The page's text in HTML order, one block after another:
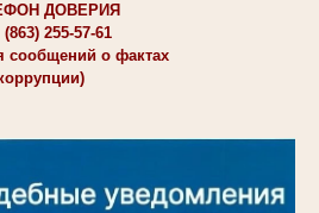
ДОВЕРИЯ
(863) 255-57-61
сообщений о фактах